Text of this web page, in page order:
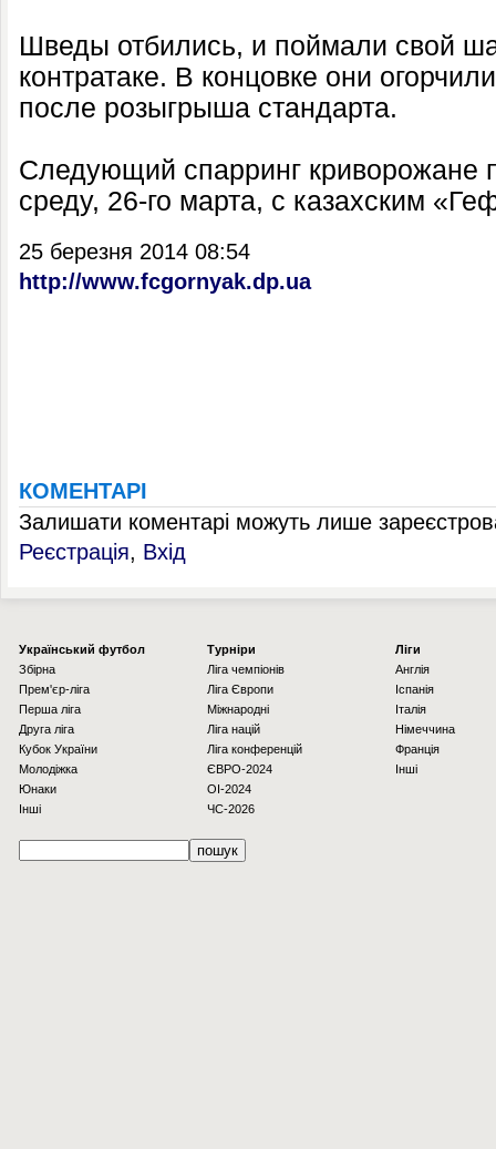
Шведы отбились, и поймали свой
контратаке. В концовке они
после розыгрыша стандарта.
Следующий спарринг криворожане
среду, 26-го марта, с казахским
25 березня 2014 08:54
http://www.fcgornyak.dp.ua
КОМЕНТАРІ
Залишати коментарі можуть лише
Реєстрація, Вхід
Українcький футбол
Збірна
Прем'єр-ліга
Перша ліга
Друга ліга
Кубок України
Молодіжка
Юнаки
Інші
Турніри
Ліга чемпіонів
Ліга Європи
Міжнародні
Ліга націй
Ліга конференцій
ЄВРО-2024
OI-2024
ЧС-2026
Ліги
Англія
Іспанія
Італія
Німеччина
Франція
Інші